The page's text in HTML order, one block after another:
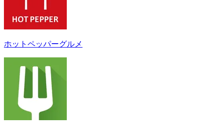
ホットペッパーグルメ